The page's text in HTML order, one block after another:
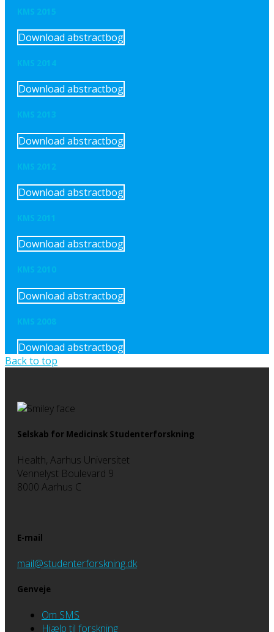
KMS 2015
Download abstractbog
KMS 2014
Download abstractbog
KMS 2013
Download abstractbog
KMS 2012
Download abstractbog
KMS 2011
Download abstractbog
KMS 2010
Download abstractbog
KMS 2008
Download abstractbog
Back to top
Selskab for Medicinsk Studenterforskning
Health, Aarhus Universitet
Vennelyst Boulevard 9
8000 Aarhus C
E-mail
mail@studenterforskning.dk
Genveje
Om SMS
Hjælp til forskning